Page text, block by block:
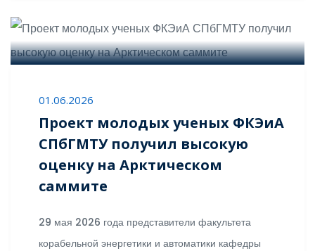
01.06.2026
Проект молодых ученых ФКЭиА
СПбГМТУ получил высокую
оценку на Арктическом
саммите
29 мая 2026 года представители факультета
корабельной энергетики и автоматики кафедры